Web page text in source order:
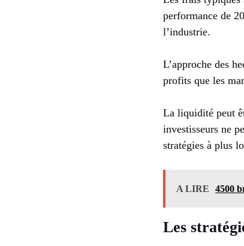
performance de
l’industrie.
L’approche des
profits que les
La liquidité peut
investisseurs ne
stratégies à plus
A LIRE 4500
Les